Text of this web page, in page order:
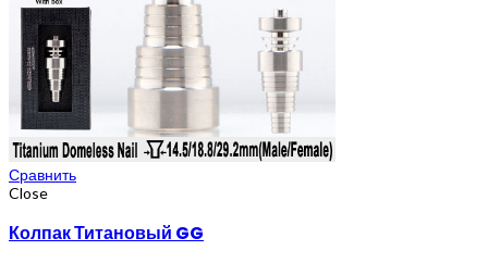
Сравнить
Close
Колпак Титановый GG